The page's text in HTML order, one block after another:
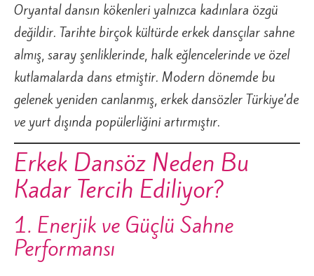
Oryantal dansın kökenleri yalnızca kadınlara özgü
değildir. Tarihte birçok kültürde erkek dansçılar sahne
almış, saray şenliklerinde, halk eğlencelerinde ve özel
kutlamalarda dans etmiştir. Modern dönemde bu
gelenek yeniden canlanmış, erkek dansözler Türkiye’de
ve yurt dışında popülerliğini artırmıştır.
Erkek Dansöz Neden Bu
Kadar Tercih Ediliyor?
1. Enerjik ve Güçlü Sahne
Performansı